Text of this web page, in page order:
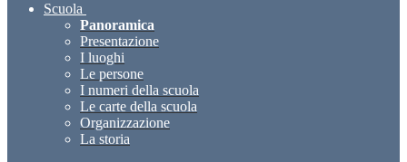
Scuola
Panoramica
Presentazione
I luoghi
Le persone
I numeri della scuola
Le carte della scuola
Organizzazione
La storia